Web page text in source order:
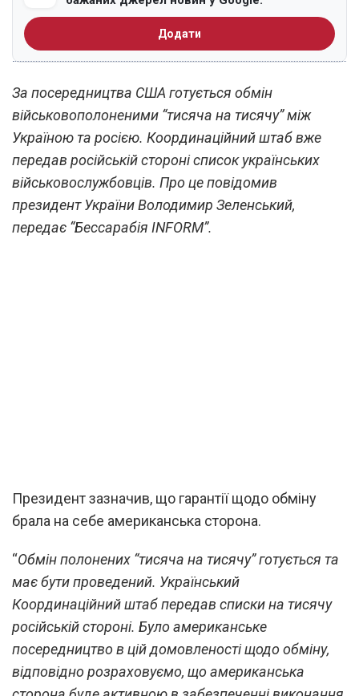
Додати
За посередництва США готується обмін
військовополоненими “тисяча на тисячу” між
Україною та росією. Координаційний штаб вже
передав російській стороні список українських
військовослужбовців. Про це повідомив
президент України Володимир Зеленський,
передає “Бессарабія INFORM”.
Президент зазначив, що гарантії щодо обміну
брала на себе американська сторона.
“Обмін полонених “тисяча на тисячу” готується та
має бути проведений. Український
Координаційний штаб передав списки на тисячу
російській стороні. Було американське
посередництво в цій домовленості щодо обміну,
відповідно розраховуємо, що американська